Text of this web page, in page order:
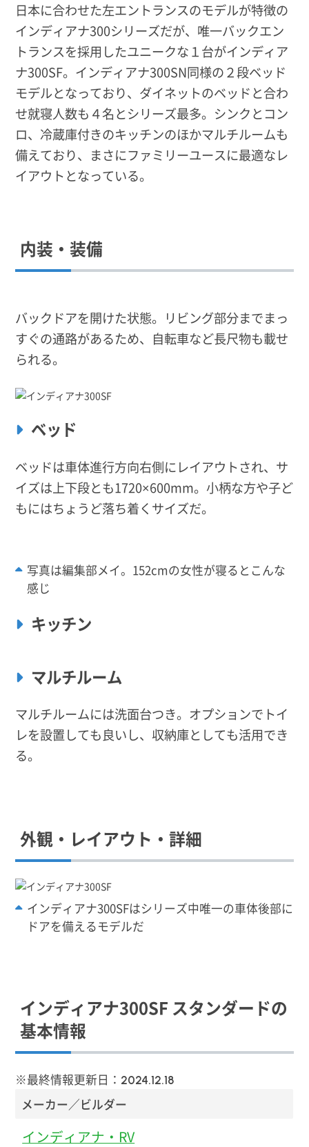
日本に合わせた左エントランスのモデルが特徴の
インディアナ300シリーズだが、唯一バックエン
トランスを採用したユニークな１台がインディア
ナ300SF。インディアナ300SN同様の２段ベッド
モデルとなっており、ダイネットのベッドと合わ
せ就寝人数も４名とシリーズ最多。シンクとコン
ロ、冷蔵庫付きのキッチンのほかマルチルームも
備えており、まさにファミリーユースに最適なレ
イアウトとなっている。
内装・装備
バックドアを開けた状態。リビング部分までまっ
すぐの通路があるため、自転車など長尺物も載せ
られる。
ベッド
ベッドは車体進行方向右側にレイアウトされ、サ
イズは上下段とも1720×600mm。小柄な方や子ど
もにはちょうど落ち着くサイズだ。
写真は編集部メイ。152cmの女性が寝るとこんな
感じ
キッチン
マルチルーム
マルチルームには洗面台つき。オプションでトイ
レを設置しても良いし、収納庫としても活用でき
る。
外観・レイアウト・詳細
インディアナ300SFはシリーズ中唯一の車体後部に
ドアを備えるモデルだ
インディアナ300SF スタンダードの
基本情報
※最終情報更新日： 2024.12.18
メーカー／ビルダー
インディアナ・RV